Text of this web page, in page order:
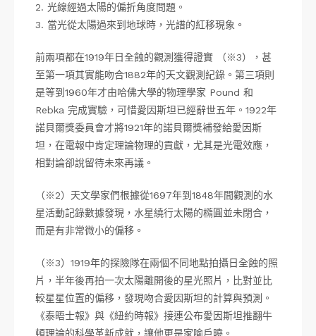
2. 光線經過太陽的偏折角度問題。
3. 當光從太陽過來到地球時，光譜的紅移現象。
前兩項都在1919年日全蝕的觀測獲得證實 （※3），甚
至第一項其實能吻合1882年的天文觀測紀錄。第三項則
是等到1960年才由哈佛大學的物理學家 Pound 和
Rebka 完成實驗，可惜愛因斯坦已經辭世五年。1922年
諾貝爾獎委員會才將1921年的諾貝爾獎補發給愛因斯
坦，在電報中肯定理論物理的貢獻，尤其是光電效應，
相對論卻說留待未來再議。
（※2）天文學家們根據從1697年到1848年間觀測的水
星活動記錄數據發現，水星繞行太陽的橢圓並未閉合，
而是有非常微小的偏移。
（※3）1919年的探險隊在兩個不同地點拍攝日全蝕的照
片，半年後再拍一次太陽離開後的星光照片，比對並比
較星星位置的偏移，發現吻合愛因斯坦的計算與預測。
《泰晤士報》與《紐約時報》接連公布愛因斯坦推翻牛
頓理論的科學革新成就，讓他更是家喻戶曉。